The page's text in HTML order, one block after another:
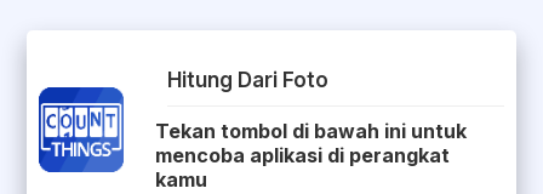
Hitung Dari Foto
Tekan tombol di bawah ini untuk
mencoba aplikasi di perangkat
kamu